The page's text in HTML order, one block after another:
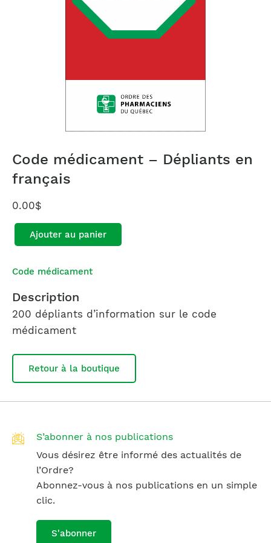
Code médicament – Dépliants en
français
0.00$
Ajouter au panier
Code médicament
Description
200 dépliants d’information sur le code
médicament
Retour à la boutique
S’abonner à nos publications
Vous désirez être informé des actualités de
l’Ordre?
Abonnez-vous à nos publications en un simple
clic.
S'abonner